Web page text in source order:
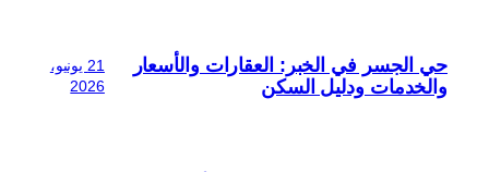
حي الجسر في الخبر: العقارات والأسعار
والخدمات ودليل السكن
21 يونيو،
2026